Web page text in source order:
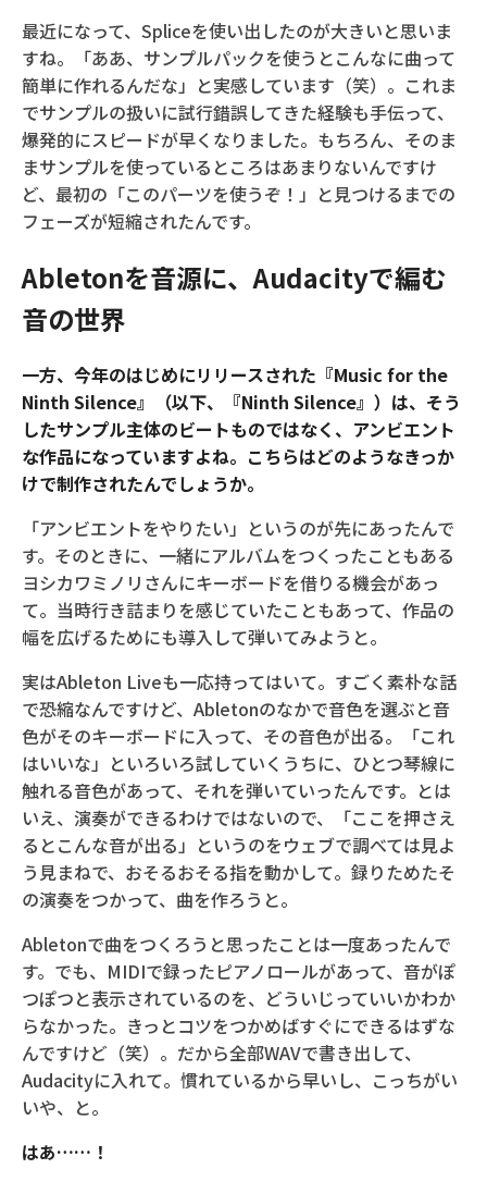
最近になって、Spliceを使い出したのが大きいと思いま
すね。「ああ、サンプルパックを使うとこんなに曲って
簡単に作れるんだな」と実感しています（笑）。これま
でサンプルの扱いに試行錯誤してきた経験も手伝って、
爆発的にスピードが早くなりました。もちろん、そのま
まサンプルを使っているところはあまりないんですけ
ど、最初の「このパーツを使うぞ！」と見つけるまでの
フェーズが短縮されたんです。
Abletonを音源に、Audacityで編む
音の世界
一方、今年のはじめにリリースされた『Music for the
Ninth Silence』（以下、『Ninth Silence』）は、そう
したサンプル主体のビートものではなく、アンビエント
な作品になっていますよね。こちらはどのようなきっか
けで制作されたんでしょうか。
「アンビエントをやりたい」というのが先にあったんで
す。そのときに、一緒にアルバムをつくったこともある
ヨシカワミノリさんにキーボードを借りる機会があっ
て。当時行き詰まりを感じていたこともあって、作品の
幅を広げるためにも導入して弾いてみようと。
実はAbleton Liveも一応持ってはいて。すごく素朴な話
で恐縮なんですけど、Abletonのなかで音色を選ぶと音
色がそのキーボードに入って、その音色が出る。「これ
はいいな」といろいろ試していくうちに、ひとつ琴線に
触れる音色があって、それを弾いていったんです。とは
いえ、演奏ができるわけではないので、「ここを押さえ
るとこんな音が出る」というのをウェブで調べては見よ
う見まねで、おそるおそる指を動かして。録りためたそ
の演奏をつかって、曲を作ろうと。
Abletonで曲をつくろうと思ったことは一度あったんで
す。でも、MIDIで録ったピアノロールがあって、音がぽ
つぽつと表示されているのを、どういじっていいかわか
らなかった。きっとコツをつかめばすぐにできるはずな
んですけど（笑）。だから全部WAVで書き出して、
Audacityに入れて。慣れているから早いし、こっちがい
いや、と。
はあ……！